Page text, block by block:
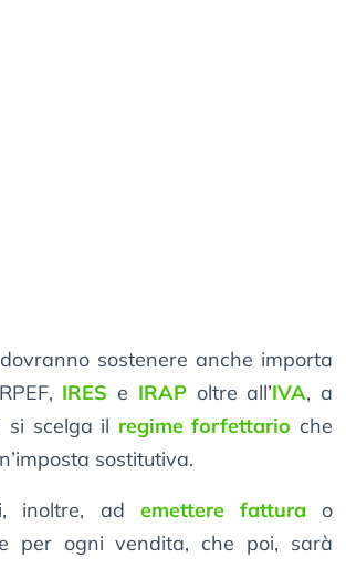
sostenere anche importa
IRES e IRAPoltre all’IVA, a
si scelga il regime forfettario che
sostitutiva.
inoltre, ad emettere fattura o
per ogni vendita, che poi, sarà